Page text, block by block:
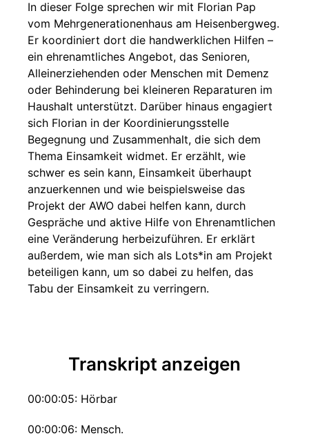
In dieser Folge sprechen wir mit Florian Pap
vom Mehrgenerationenhaus am Heisenbergweg.
Er koordiniert dort die handwerklichen Hilfen –
ein ehrenamtliches Angebot, das Senioren,
Alleinerziehenden oder Menschen mit Demenz
oder Behinderung bei kleineren Reparaturen im
Haushalt unterstützt. Darüber hinaus engagiert
sich Florian in der Koordinierungsstelle
Begegnung und Zusammenhalt, die sich dem
Thema Einsamkeit widmet. Er erzählt, wie
schwer es sein kann, Einsamkeit überhaupt
anzuerkennen und wie beispielsweise das
Projekt der AWO dabei helfen kann, durch
Gespräche und aktive Hilfe von Ehrenamtlichen
eine Veränderung herbeizuführen. Er erklärt
außerdem, wie man sich als Lots*in am Projekt
beteiligen kann, um so dabei zu helfen, das
Tabu der Einsamkeit zu verringern.
Transkript anzeigen
00:00:05: Hörbar
00:00:06: Mensch.